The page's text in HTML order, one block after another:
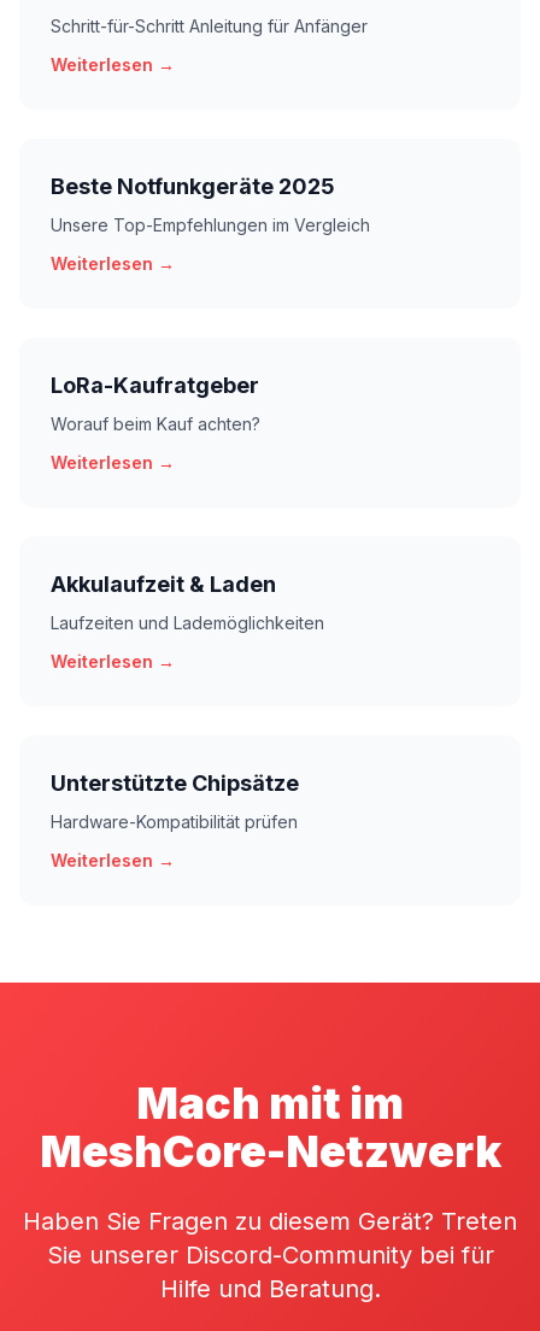
Schritt-für-Schritt Anleitung für Anfänger
Weiterlesen →
Beste Notfunkgeräte 2025
Unsere Top-Empfehlungen im Vergleich
Weiterlesen →
LoRa-Kaufratgeber
Worauf beim Kauf achten?
Weiterlesen →
Akkulaufzeit & Laden
Laufzeiten und Lademöglichkeiten
Weiterlesen →
Unterstützte Chipsätze
Hardware-Kompatibilität prüfen
Weiterlesen →
Mach mit im
MeshCore-Netzwerk
Haben Sie Fragen zu diesem Gerät? Treten
Sie unserer Discord-Community bei für
Hilfe und Beratung.